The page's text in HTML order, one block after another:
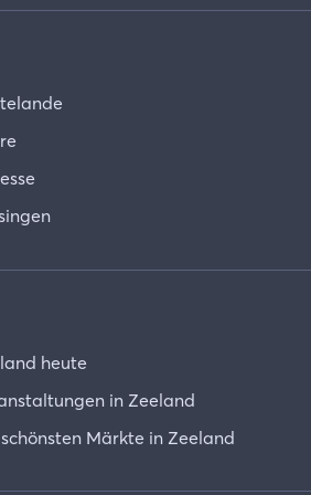
heute
in Zeeland
Märkte in Zeeland